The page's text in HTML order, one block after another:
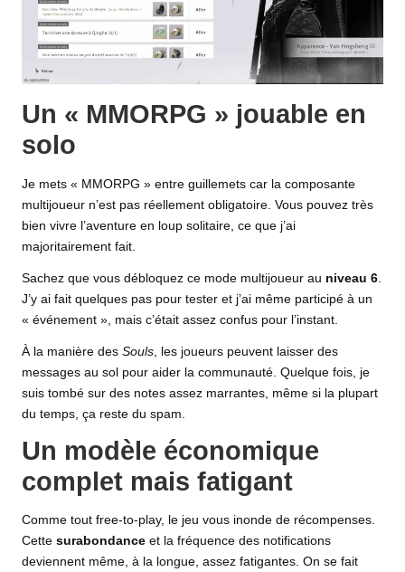
Un « MMORPG » jouable en
solo
Je mets « MMORPG » entre guillemets car la composante
multijoueur n’est pas réellement obligatoire. Vous pouvez très
bien vivre l’aventure en loup solitaire, ce que j’ai
majoritairement fait.
Sachez que vous débloquez ce mode multijoueur au niveau 6
J’y ai fait quelques pas pour tester et j’ai même participé à un
« événement », mais c’était assez confus pour l’instant.
À la manière des Souls , les joueurs peuvent laisser des
messages au sol pour aider la communauté. Quelque fois, je
suis tombé sur des notes assez marrantes, même si la plupart
du temps, ça reste du spam.
Un modèle économique
complet mais fatigant
Comme tout free-to-play, le jeu vous inonde de récompenses.
Cette surabondance et la fréquence des notifications
deviennent même, à la longue, assez fatigantes. On se fait